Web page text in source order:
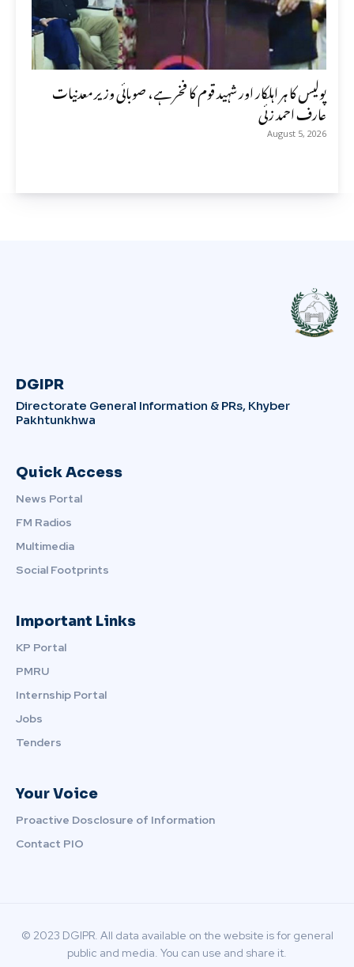
پولیس کا ہر اہلکار اور شہید قوم کا فخر ہے، صوبائی وزیر معدنیات
عارف احمد زئی
August 5, 2026
DGIPR
Directorate General Information & PRs, Khyber
Pakhtunkhwa
Quick Access
News Portal
FM Radios
Multimedia
Social Footprints
Important Links
KP Portal
PMRU
Internship Portal
Jobs
Tenders
Your Voice
Proactive Dosclosure of Information
Contact PIO
© 2023 DGIPR. All data available on the website is for general
public and media. You can use and share it.